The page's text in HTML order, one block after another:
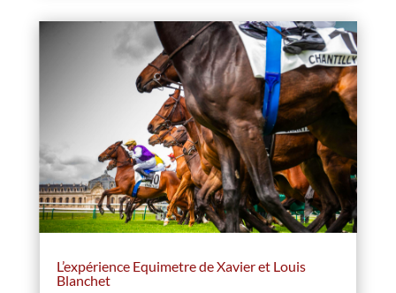
L’expérience Equimetre de Xavier et Louis
Blanchet